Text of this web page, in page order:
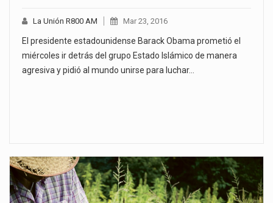
La Unión R800 AM Mar 23, 2016
El presidente estadounidense Barack Obama prometió el
miércoles ir detrás del grupo Estado Islámico de manera
agresiva y pidió al mundo unirse para luchar…